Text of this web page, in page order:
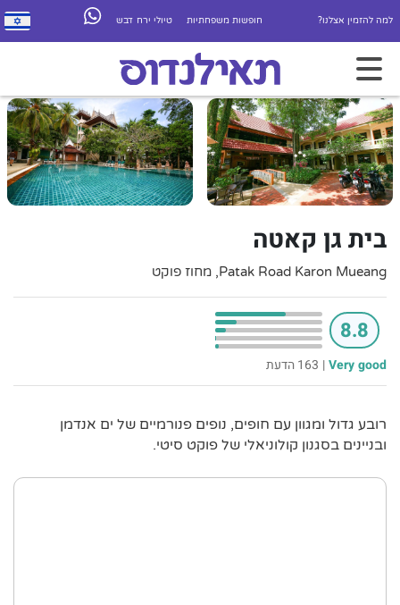
למה להזמין אצלנו? חופשות משפחתיות טיולי ירח דבש
בית גן קאטה
Patak Road Karon Mueang, מחוז פוקט
8.8
Very good
| 163 הדעת
רובע גדול ומגוון עם חופים, נופים פנורמיים של ים אנדמן
ובניינים בסגנון קולוניאלי של פוקט סיטי.